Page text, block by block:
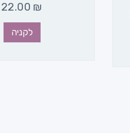
22.00 ₪
לקניה